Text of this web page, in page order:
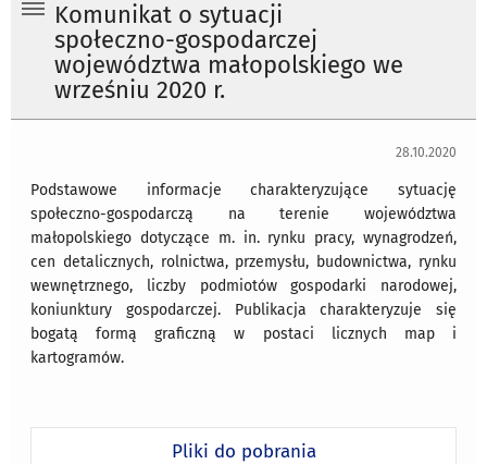
Komunikat o sytuacji
społeczno-gospodarczej
województwa małopolskiego we
wrześniu 2020 r.
28.10.2020
Podstawowe informacje charakteryzujące sytuację
społeczno-gospodarczą na terenie województwa
małopolskiego dotyczące m. in. rynku pracy, wynagrodzeń,
cen detalicznych, rolnictwa, przemysłu, budownictwa, rynku
wewnętrznego, liczby podmiotów gospodarki narodowej,
koniunktury gospodarczej. Publikacja charakteryzuje się
bogatą formą graficzną w postaci licznych map i
kartogramów.
Pliki do pobrania